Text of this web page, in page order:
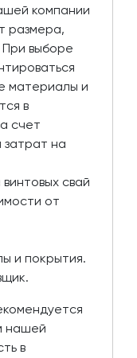
компании
размера,
выборе
материалы и
в
счет
затрат на
свай
от
и покрытия.
нашей
в